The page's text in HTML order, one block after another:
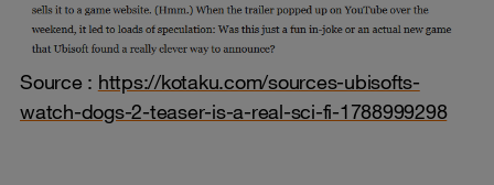
Source : https://kotaku.com/sources-ubisofts-
watch-dogs-2-teaser-is-a-real-sci-fi-1788999298